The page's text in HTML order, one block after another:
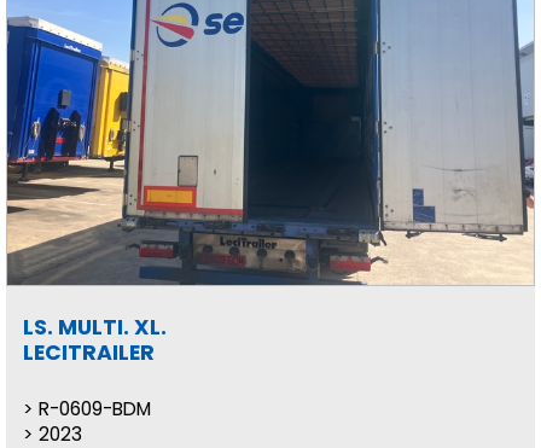
LS. MULTI. XL.
LECITRAILER
R-0609-BDM
2023